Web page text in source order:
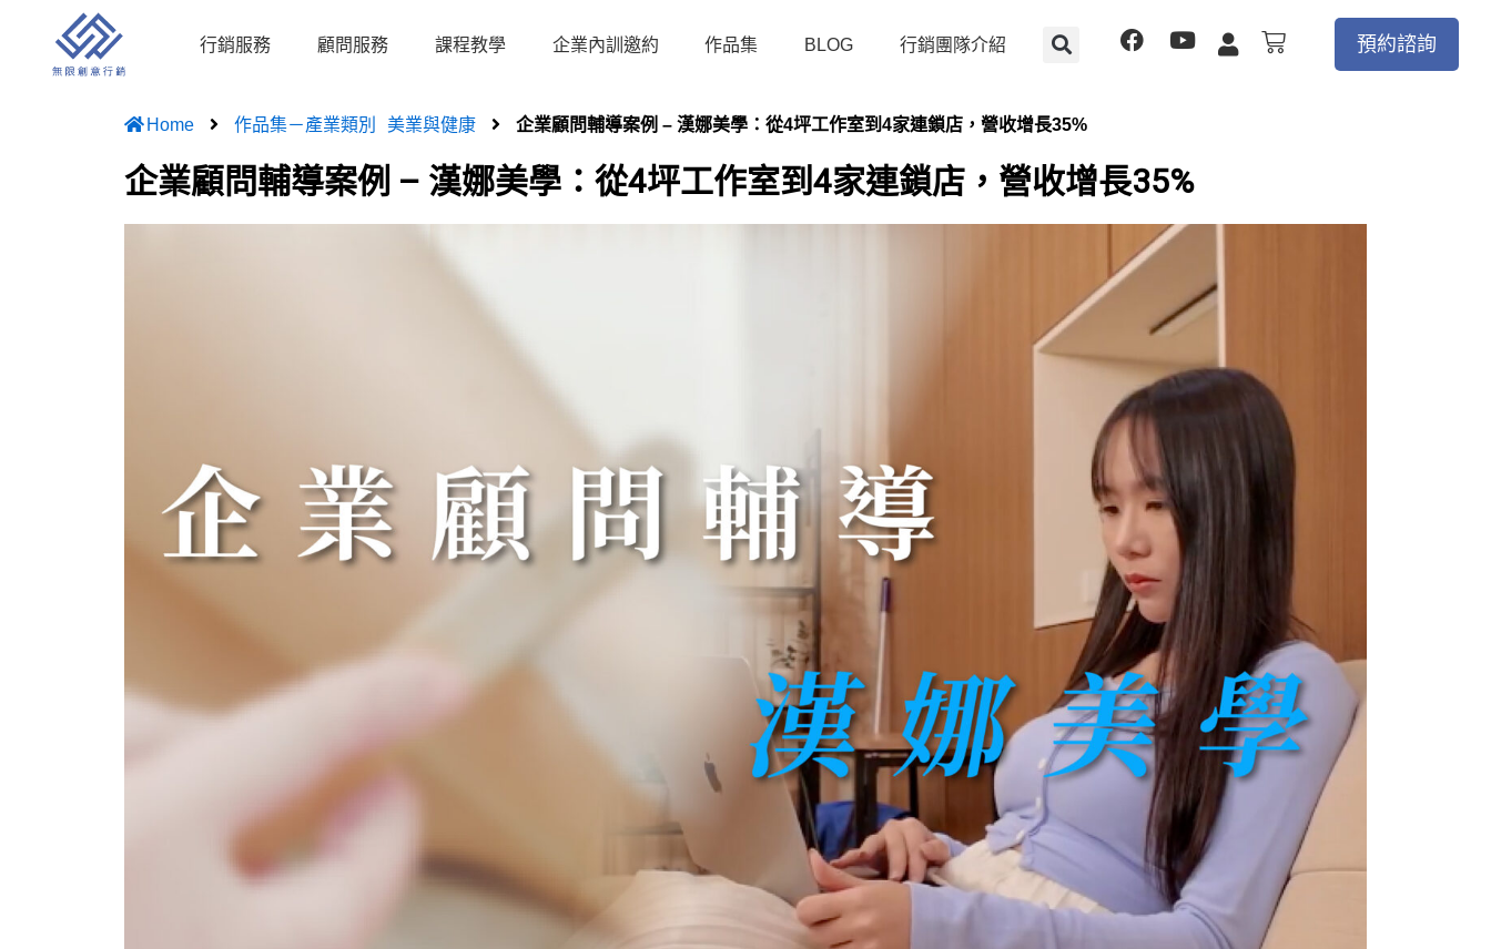
行銷服務 顧問服務 課程教學 企業內訓邀約 作品集 BLOG 行銷團隊介紹
F
o
k
Y
e
購
物
預約諮詢
Home 作品集－產業類別 美業與健康 企業顧問輔導案例 – 漢娜美學：從4坪工作室到4家連鎖店，營收增長35%
企業顧問輔導案例 – 漢娜美學：從4坪工作室到4家連鎖店，營收增長35%